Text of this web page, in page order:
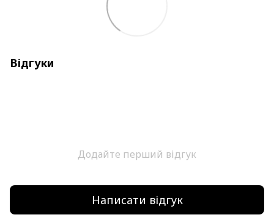
Відгуки
Додайте перший відгук
Написати відгук